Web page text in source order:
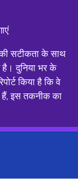
सटीकता के साथ
दुनिया भर के
किया है कि वे
इस तकनीक का